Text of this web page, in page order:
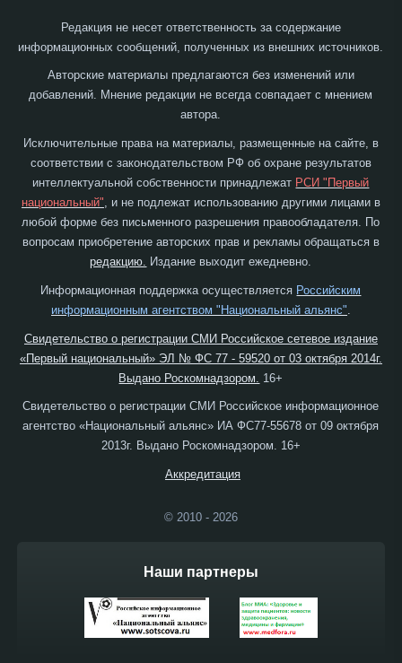
Редакция не несет ответственность за содержание
информационных сообщений, полученных из внешних источников.
Авторские материалы предлагаются без изменений или
добавлений. Мнение редакции не всегда совпадает с мнением
автора.
Исключительные права на материалы, размещенные на сайте, в
соответствии с законодательством РФ об охране результатов
интеллектуальной собственности принадлежат РСИ "Первый
национальный", и не подлежат использованию другими лицами в
любой форме без письменного разрешения правообладателя. По
вопросам приобретение авторских прав и рекламы обращаться в
редакцию. Издание выходит ежедневно.
Информационная поддержка осуществляется Российским
информационным агентством "Национальный альянс"
Свидетельство о регистрации СМИ Российское сетевое издание
«Первый национальный» ЭЛ № ФС 77 - 59520 от 03 октября 2014г.
Выдано Роскомнадзором.
16+
Свидетельство о регистрации СМИ Российское информационное
агентство «Национальный альянс» ИА ФС77-55678 от 09 октября
2013г. Выдано Роскомнадзором. 16+
Аккредитация
© 2010 - 2026
Наши партнеры